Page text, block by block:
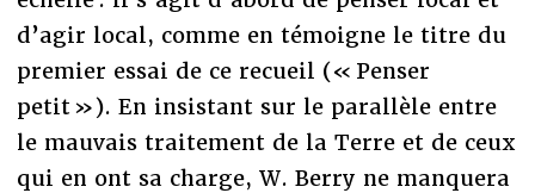
d’agir local, comme en témoigne le titre du
premier essai de ce recueil (« Penser
petit »). En insistant sur le parallèle entre
le mauvais traitement de la Terre et de ceux
qui en ont sa charge, W. Berry ne manquera